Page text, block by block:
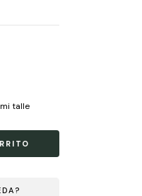
talle